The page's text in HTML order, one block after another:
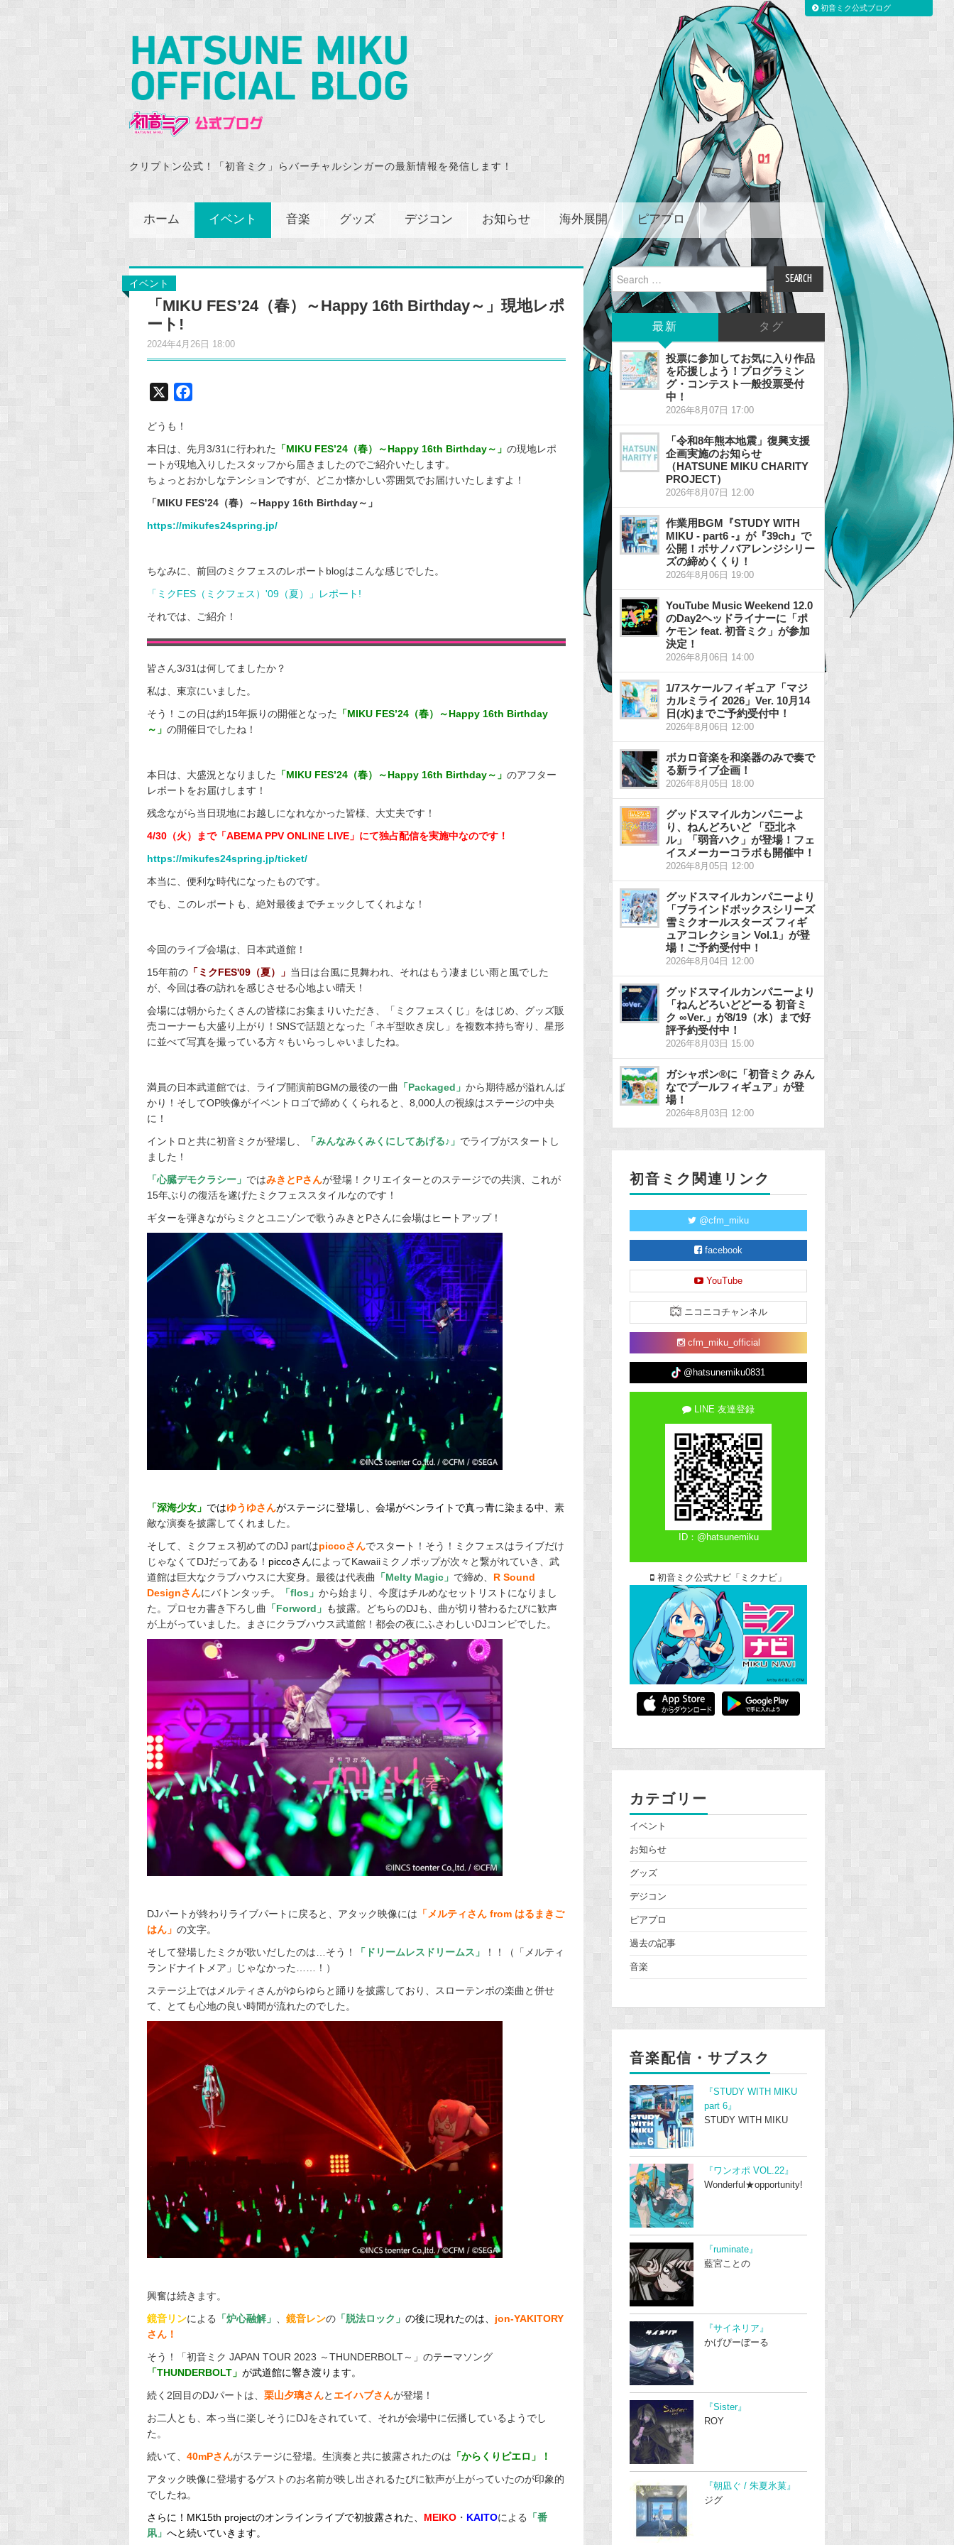
クリプトン公式！「初音ミク」らバーチャルシンガーの最新情報を発信します！
ホーム イベント 音楽 グッズ デジコン お知らせ 海外展開 ピアプロ
イベント
「MIKU FES’24（春）～Happy 16th Birthday～」現地レポ
ート!
2024年4月26日 18:00
e
b
o
o
k
どうも！
本日は、先月3/31に行われた
「MIKU FES’24（春）～Happy 16th Birthday～」 の現地レポ
ートが現地入りしたスタッフから届きましたのでご紹介いたします。
ちょっとおかしなテンションですが、どこか懐かしい雰囲気でお届けいたしますよ！
「MIKU FES’24（春）～Happy 16th Birthday～」
https://mikufes24spring.jp/
ちなみに、前回のミクフェスのレポートblogはこんな感じでした。
「ミクFES（ミクフェス）'09（夏）」レポート!
それでは、ご紹介！
皆さん3/31は何してましたか？
私は、東京にいました。
そう！この日は約15年振りの開催となった
「MIKU FES’24（春）～Happy 16th Birthday
～」 の開催日でしたね！
本日は、大盛況となりました 「MIKU FES’24（春）～Happy 16th Birthday～」 のアフター
レポートをお届けします！
残念ながら当日現地にお越しになれなかった皆様、大丈夫です！
4/30（火）まで「ABEMA PPV ONLINE LIVE」にて独占配信を実施中なのです！
https://mikufes24spring.jp/ticket/
本当に、便利な時代になったものです。
でも、このレポートも、絶対最後までチェックしてくれよな！
今回のライブ会場は、日本武道館！
15年前の 「ミクFES'09（夏）」 当日は台風に見舞われ、それはもう凄まじい雨と風でした
が、今回は春の訪れを感じさせる心地よい晴天！
会場には朝からたくさんの皆様にお集まりいただき、「ミクフェスくじ」をはじめ、グッズ販
売コーナーも大盛り上がり！SNSで話題となった「ネギ型吹き戻し」を複数本持ち寄り、星形
に並べて写真を撮っている方々もいらっしゃいましたね。
満員の日本武道館では、ライブ開演前BGMの最後の一曲 「Packaged」 から期待感が溢れんば
かり！そしてOP映像がイベントロゴで締めくくられると、8,000人の視線はステージの中央
に！
イントロと共に初音ミクが登場し、
「みんなみくみくにしてあげる♪」 でライブがスタートし
ました！
「心臓デモクラシー」 ではみきとPさんが登場！クリエイターとのステージでの共演、これが
15年ぶりの復活を遂げたミクフェススタイルなのです！
ギターを弾きながらミクとユニゾンで歌うみきとPさんに会場はヒートアップ！
「深海少女」 ではゆうゆさんがステージに登場し、会場がペンライトで真っ青に染まる中、 素
敵な演奏を披露してくれました。
そして、ミクフェス初めてのDJ partはpiccoさんでスタート！そう！ミクフェスはライブだけ
じゃなくてDJだってある！ piccoさんによってKawaiiミクノポップが次々と繋がれていき、武
道館は巨大なクラブハウスに大変身。最後は代表曲
「Melty Magic」 で締め、 R Sound
Designさんにバトンタッチ。 「flos」 から始まり、今度はチルめなセットリストになりまし
た。プロセカ書き下ろし曲
「Forword」 も披露。どちらのDJも、曲が切り替わるたびに歓声
が上がっていました。まさにクラブハウス武道館！都会の夜にふさわしいDJコンビでした。
DJパートが終わりライブパートに戻ると、アタック映像には 「メルティさん from はるまきご
はん」 の文字。
そして登場したミクが歌いだしたのは…そう！
「ドリームレスドリームス」
！！（「メルティ
ランドナイトメア」じゃなかった……！）
ステージ上ではメルティさんがゆらゆらと踊りを披露しており、スローテンポの楽曲と併せ
て、とても心地の良い時間が流れたのでした。
興奮は続きます。
鏡音リンによる 「炉心融解」 鏡音レンの 「脱法ロック」 の後に現れたのは、 jon-YAKITORY
さん！
そう！「初音ミク JAPAN TOUR 2023 ～THUNDERBOLT～」のテーマソング
「THUNDERBOLT」 が武道館に響き渡ります。
続く2回目のDJパートは、 栗山夕璃さんと エイハブさんが登場！
お二人とも、本っ当に楽しそうにDJをされていて、それが会場中に伝播しているようでし
た。
続いて、 40mPさんがステージに登場。生演奏と共に披露されたのは 「からくりピエロ」！
アタック映像に登場するゲストのお名前が映し出されるたびに歓声が上がっていたのが印象的
でしたね。
さらに！MK15th projectのオンラインライブで初披露された、 MEIKO ・ KAITOによる
「番
凩」 へと続いていきます。
Search
for:
最新 タグ
投票に参加してお気に入り作品
を応援しよう！プログラミン
グ・コンテスト一般投票受付
中！
2026年8月07日 17:00
「令和8年熊本地震」復興支援
企画実施のお知らせ
（HATSUNE MIKU CHARITY
PROJECT）
2026年8月07日 12:00
作業用BGM『STUDY WITH
MIKU - part6 -』が『39ch』で
公開！ボサノバアレンジシリー
ズの締めくくり！
2026年8月06日 19:00
YouTube Music Weekend 12.0
のDay2ヘッドライナーに「ポ
ケモン feat. 初音ミク」が参加
決定！
2026年8月06日 14:00
1/7スケールフィギュア「マジ
カルミライ 2026」Ver. 10月14
日(水)までご予約受付中！
2026年8月06日 12:00
ボカロ音楽を和楽器のみで奏で
る新ライブ企画！
2026年8月05日 18:00
グッドスマイルカンパニーよ
り、ねんどろいど 「亞北ネ
ル」「弱音ハク」が登場！フェ
イスメーカーコラボも開催中！
2026年8月05日 12:00
グッドスマイルカンパニーより
「ブラインドボックスシリーズ
雪ミクオールスターズ フィギ
ュアコレクション Vol.1」が登
場！ご予約受付中！
2026年8月04日 12:00
グッドスマイルカンパニーより
「ねんどろいどどーる 初音ミ
ク ∞Ver.」が8/19（水）まで好
評予約受付中！
2026年8月03日 15:00
ガシャポン®に「初音ミク みん
なでプールフィギュア」が登
場！
2026年8月03日 12:00
初音ミク関連リンク
@cfm_miku
facebook
YouTube
ニコニコチャンネル
cfm_miku_official
@hatsunemiku0831
LINE 友達登録
ID：@hatsunemiku
初音ミク公式ナビ「ミクナビ」
カテゴリー
イベント
お知らせ
グッズ
デジコン
ピアプロ
過去の記事
音楽
音楽配信・サブスク
『STUDY WITH MIKU
part 6』
STUDY WITH MIKU
『ワンオポ VOL.22』
Wonderful★opportunity!
『ruminate』
藍宮ことの
『サイネリア』
かげぴーぼーる
『Sister』
ROY
『朝凪ぐ / 朱夏氷菓』
ジグ
初音ミク公式ブログ